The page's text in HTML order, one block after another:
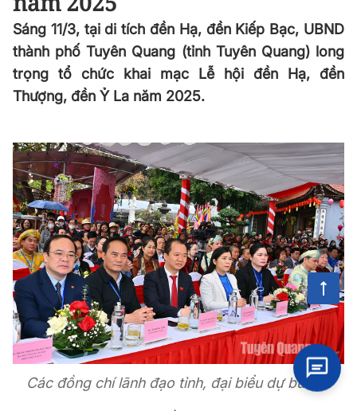
Sáng 11/3, tại di tích đền Hạ, đền Kiếp Bạc, UBND
thành phố Tuyên Quang (tỉnh Tuyên Quang) long
trọng tổ chức khai mạc Lễ hội đền Hạ, đền
Thượng, đền Ỷ La năm 2025.
Các đồng chí lãnh đạo tỉnh, đại biểu dự buổi lễ